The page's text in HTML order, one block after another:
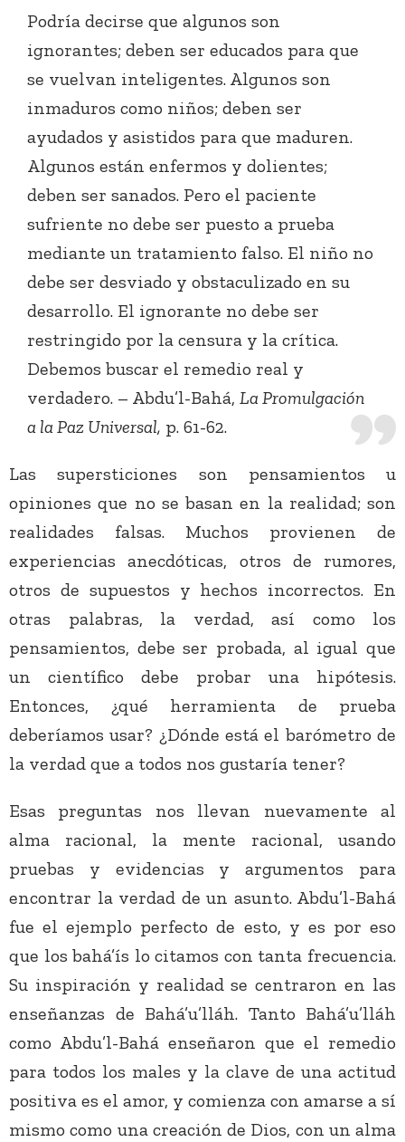
Podría decirse que algunos son
ignorantes; deben ser educados para que
se vuelvan inteligentes. Algunos son
inmaduros como niños; deben ser
ayudados y asistidos para que maduren.
Algunos están enfermos y dolientes;
deben ser sanados. Pero el paciente
sufriente no debe ser puesto a prueba
mediante un tratamiento falso. El niño no
debe ser desviado y obstaculizado en su
desarrollo. El ignorante no debe ser
restringido por la censura y la crítica.
Debemos buscar el remedio real y
verdadero. – Abdu’l-Bahá, La Promulgación
a la Paz Universal, p. 61-62.
Las supersticiones son pensamientos u
opiniones que no se basan en la realidad; son
realidades falsas. Muchos provienen de
experiencias anecdóticas, otros de rumores,
otros de supuestos y hechos incorrectos. En
otras palabras, la verdad, así como los
pensamientos, debe ser probada, al igual que
un científico debe probar una hipótesis.
Entonces, ¿qué herramienta de prueba
deberíamos usar? ¿Dónde está el barómetro de
la verdad que a todos nos gustaría tener?
Esas preguntas nos llevan nuevamente al
alma racional, la mente racional, usando
pruebas y evidencias y argumentos para
encontrar la verdad de un asunto. Abdu’l-Bahá
fue el ejemplo perfecto de esto, y es por eso
que los bahá’ís lo citamos con tanta frecuencia.
Su inspiración y realidad se centraron en las
enseñanzas de Bahá’u’lláh. Tanto Bahá’u’lláh
como Abdu’l-Bahá enseñaron que el remedio
para todos los males y la clave de una actitud
positiva es el amor, y comienza con amarse a sí
mismo como una creación de Dios, con un alma